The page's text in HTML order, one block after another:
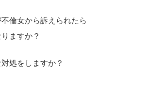
倫女から訴えられたら
ますか？
処をしますか？